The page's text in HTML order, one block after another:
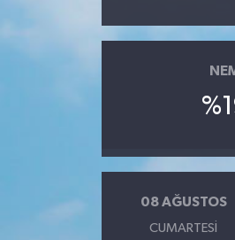
08 AĞUSTOS
CUMARTESI